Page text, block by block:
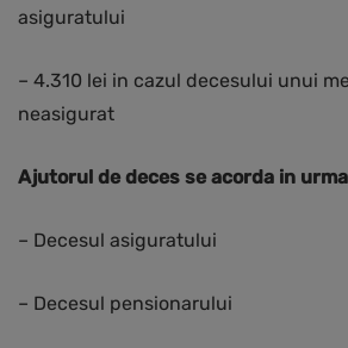
asiguratului
– 4.310 lei in cazul decesului unui
neasigurat
Ajutorul de deces se acorda in
– Decesul asiguratului
– Decesul pensionarului